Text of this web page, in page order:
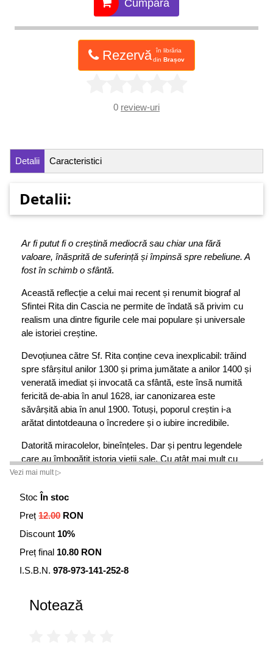
Cumpără
Rezervă
în librăria
din Brașov
0 review-uri
Detalii Caracteristici
Detalii:
Ar fi putut fi o creștină mediocră sau chiar una fără
valoare, înăsprită de suferință și împinsă spre rebeliune. A
fost în schimb o sfântă.
Această reflecție a celui mai recent și renumit biograf al
Sfintei Rita din Cascia ne permite de îndată să privim cu
realism una dintre figurile cele mai populare și universale
ale istoriei creștine.
Devoțiunea către Sf. Rita conține ceva inexplicabil: trăind
spre sfârșitul anilor 1300 și prima jumătate a anilor 1400 și
venerată imediat și invocată ca sfântă, este însă numită
fericită de-abia în anul 1628, iar canonizarea este
săvârșită abia în anul 1900. Totuși, poporul creștin i-a
arătat dintotdeauna o încredere și o iubire incredibile.
Datorită miracolelor, bineînțeles. Dar și pentru legendele
care au îmbogățit istoria vieții sale. Cu atât mai mult cu
cât ea este numită în mod afectiv
situațiile cele mai disperate și de nerezolvat.
In anul 1457, un notar (in acea perioada Cascia era orasul
notarilor, care documentau totul si prezidau orice act
public) inregistra unsprezece miracole infaptuite de Sfanta
anul 1626 au examinat aproximativ 216 marturii, descriind
obtinute prin intermediul ei.
Vezi mai mult ▷
Stoc În stoc
Preț 12.00 RON
Discount 10%
Preț final 10.80 RON
I.S.B.N. 978-973-141-252-8
Notează